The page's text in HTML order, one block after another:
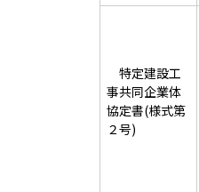
特定建設工
事共同企業体
協定書(様式第
２号)